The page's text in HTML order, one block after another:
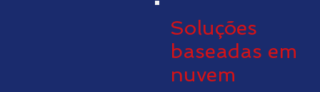
Soluções
baseadas em
nuvem